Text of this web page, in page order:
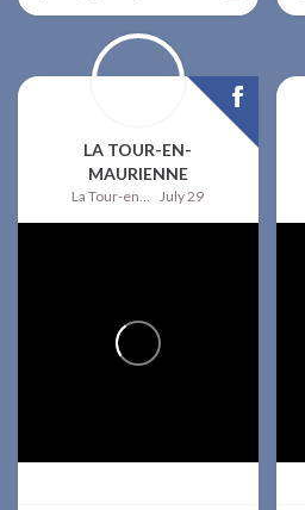
LA TOUR-EN-
MAURIENNE
La Tour-en-Maurienne July 29